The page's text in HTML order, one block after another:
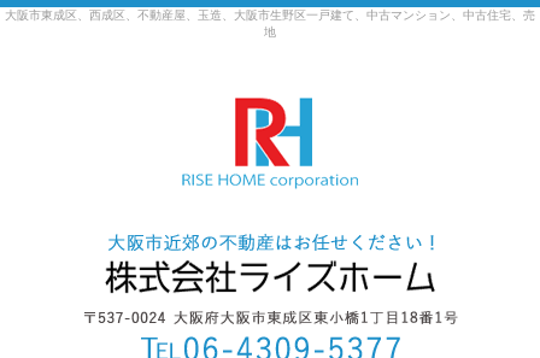
大阪市東成区、西成区、不動産屋、玉造、大阪市生野区一戸建て、中古マンション、中古住宅、売
地